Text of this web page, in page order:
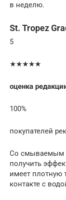
в неделю.
St. Tropez
5
★★★★★
оценка
100%
покупателей
Со смываемым
получить
имеет плотную
контакте с